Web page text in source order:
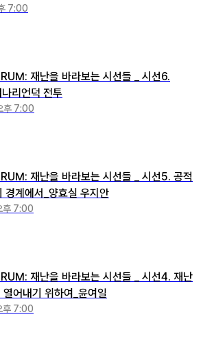
7:00
재난을 바라보는 시선들 _ 시선6.
리언덕 전투
후 7:00
재난을 바라보는 시선들 _ 시선5. 공적
경계에서_양효실 우지안
후 7:00
재난을 바라보는 시선들 _ 시선4. 재난
어내기 위하여_윤여일
후 7:00